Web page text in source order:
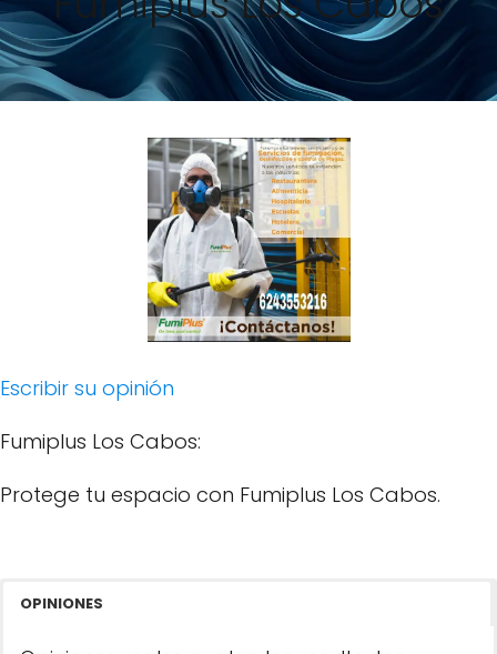
Escribir su opinión
Fumiplus Los Cabos:
Protege tu espacio con Fumiplus Los Cabos.
OPINIONES